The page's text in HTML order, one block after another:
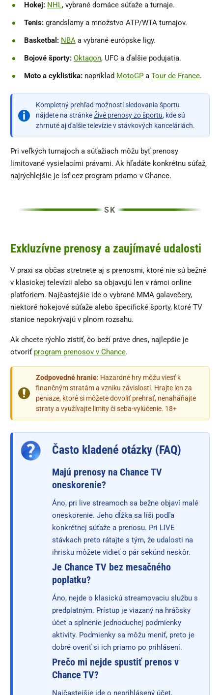
Hokej: NHL, vybrané domáce súťaže a turnaje.
Tenis: grandslamy a množstvo ATP/WTA turnajov.
Basketbal: NBA a vybrané európske ligy.
Bojové športy: Oktagon, UFC a ďalšie podujatia.
Moto a cyklistika: napríklad MotoGP a Tour de France.
Kompletný prehľad možností sledovania športu
nájdete na stránkeŽivé prenosy zo športu, kde sú
zhrnuté aj ďalšie televízie v stávkových kanceláriách.
Pri veľkých turnajoch a súťažiach môžu byť prenosy
limitované vysielacími právami. Ak hľadáte konkrétnu súťaž,
najrýchlejšie je ísť cez program priamo v Chance.
Exkluzívne prenosy a zaujímavé udalosti
V praxi sa občas stretnete aj s prenosmi, ktoré nie sú bežné
v klasickej televízii alebo sa objavujú len v rámci online
platforiem. Najčastejšie ide o vybrané MMA galavečery,
niektoré hokejové súťaže alebo špecifické športy, ktoré TV
stanice nepokrývajú v plnom rozsahu.
Ak chcete rýchlo zistiť, čo beží práve dnes, najlepšie je
otvoriť program prenosov v Chance.
Zodpovedné hranie: Hazardné hry môžu viesť k
finančným stratám a vzniku závislosti. Hrajte len za
peniaze, ktoré si môžete dovoliť prehrať, nenaháňajte
straty a využívajte limity či seba-vylúčenie. 18+
Často kladené otázky (FAQ)
Majú prenosy na Chance TV
oneskorenie?
Áno, pri live streamoch sa bežne objaví malé
oneskorenie. Jeho dĺžka sa líši podľa
konkrétnej súťaže a prenosu. Pri LIVE
stávkach preto rátajte s tým, že udalosti na
ihrisku môžete vidieť o pár sekúnd neskôr.
Je Chance TV bez mesačného
poplatku?
Áno, nejde o klasickú streamovaciu službu s
predplatným. Prístup je viazaný na hráčsky
účet a splnenie jednoduchej podmienky
aktivity. Podmienky sa môžu meniť, preto je
dobré overiť si ich priamo po prihlásení.
Prečo mi nejde spustiť prenos v
Chance TV?
Najčastejšie ide o neprihlásený účet,